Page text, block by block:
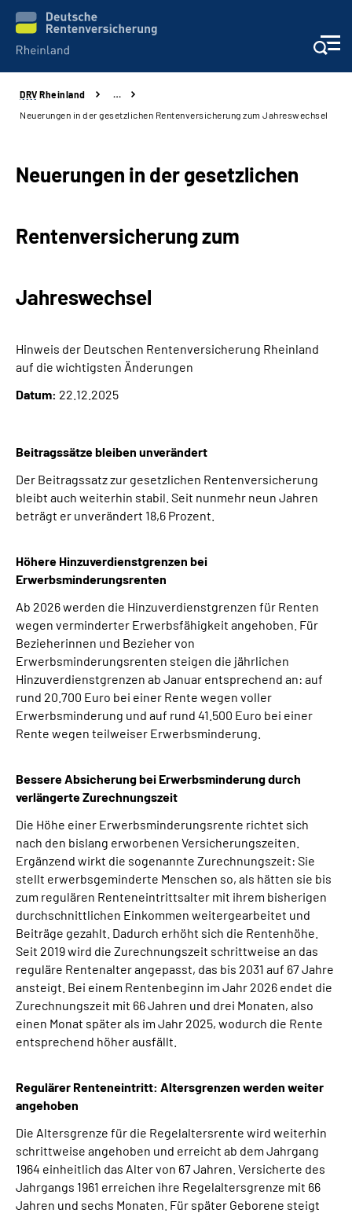
Aktuelles
Online-Services
Klinikverbund
Presse
Leichte Sprache
Suche
Mein Kundenportal
DRV Rheinland
…
Neuerungen in der gesetzlichen Rentenversicherung zum Jahreswechsel
Neuerungen in der gesetzlichen
Rentenversicherung zum
Jahreswechsel
Hinweis der Deutschen Rentenversicherung Rheinland
auf die wichtigsten Änderungen
Datum: 22.12.2025
Beitragssätze bleiben unverändert
Der Beitragssatz zur gesetzlichen Rentenversicherung
bleibt auch weiterhin stabil. Seit nunmehr neun Jahren
beträgt er unverändert 18,6 Prozent.
Höhere Hinzuverdienstgrenzen bei
Erwerbsminderungsrenten
Ab 2026 werden die Hinzuverdienstgrenzen für Renten
wegen verminderter Erwerbsfähigkeit angehoben. Für
Bezieherinnen und Bezieher von
Erwerbsminderungsrenten steigen die jährlichen
Hinzuverdienstgrenzen ab Januar entsprechend an: auf
rund 20.700 Euro bei einer Rente wegen voller
Erwerbsminderung und auf rund 41.500 Euro bei einer
Rente wegen teilweiser Erwerbsminderung.
Bessere Absicherung bei Erwerbsminderung durch
verlängerte Zurechnungszeit
Die Höhe einer Erwerbsminderungsrente richtet sich
nach den bislang erworbenen Versicherungszeiten.
Ergänzend wirkt die sogenannte Zurechnungszeit: Sie
stellt erwerbsgeminderte Menschen so, als hätten sie bis
zum regulären Renteneintrittsalter mit ihrem bisherigen
durchschnittlichen Einkommen weitergearbeitet und
Beiträge gezahlt. Dadurch erhöht sich die Rentenhöhe.
Seit 2019 wird die Zurechnungszeit schrittweise an das
reguläre Rentenalter angepasst, das bis 2031 auf 67 Jahre
ansteigt. Bei einem Rentenbeginn im Jahr 2026 endet die
Zurechnungszeit mit 66 Jahren und drei Monaten, also
einen Monat später als im Jahr 2025, wodurch die Rente
entsprechend höher ausfällt.
Regulärer Renteneintritt: Altersgrenzen werden weiter
angehoben
Die Altersgrenze für die Regelaltersrente wird weiterhin
schrittweise angehoben und erreicht ab dem Jahrgang
1964 einheitlich das Alter von 67 Jahren. Versicherte des
Jahrgangs 1961 erreichen ihre Regelaltersgrenze mit 66
Jahren und sechs Monaten. Für später Geborene steigt